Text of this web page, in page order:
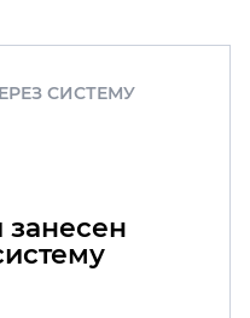
СИСТЕМУ
занесен